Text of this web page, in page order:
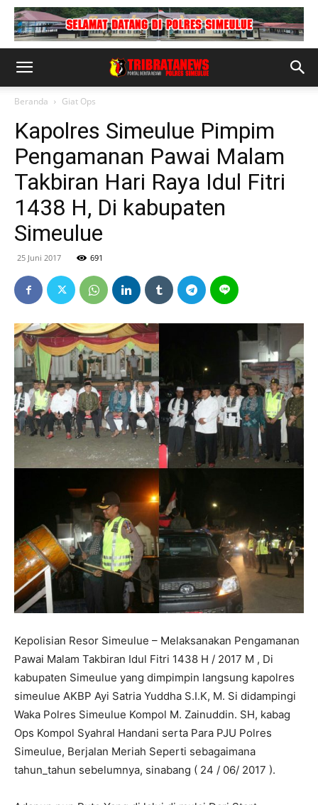
Beranda Giat Ops
Kapolres Simeulue Pimpim
Pengamanan Pawai Malam
Takbiran Hari Raya Idul Fitri
1438 H, Di kabupaten
Simeulue
25 Juni 2017 691
Kepolisian Resor Simeulue – Melaksanakan Pengamanan
Pawai Malam Takbiran Idul Fitri 1438 H / 2017 M , Di
kabupaten Simeulue yang dimpimpin langsung kapolres
simeulue AKBP Ayi Satria Yuddha S.I.K, M. Si didampingi
Waka Polres Simeulue Kompol M. Zainuddin. SH, kabag
Ops Kompol Syahral Handani serta Para PJU Polres
Simeulue, Berjalan Meriah Seperti sebagaimana
tahun_tahun sebelumnya, sinabang ( 24 / 06/ 2017 ).